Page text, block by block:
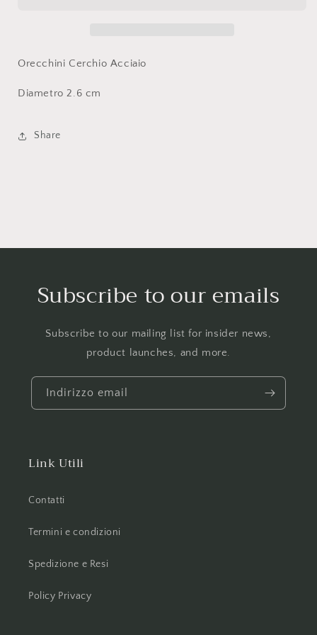
Orecchini Cerchio Acciaio
Diametro 2.6 cm
Share
Subscribe to our emails
Subscribe to our mailing list for insider news,
product launches, and more.
Indirizzo email
Link Utili
Contatti
Termini e condizioni
Spedizione e Resi
Policy Privacy